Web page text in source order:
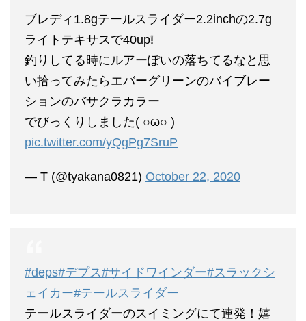
ブレディ1.8gテールスライダー2.2inchの2.7g
ライトテキサスで40up❕
釣りしてる時にルアーぽいの落ちてるなと思
い拾ってみたらエバーグリーンのバイブレー
ションのバサクラカラー
でびっくりしました( ○ω○ )
pic.twitter.com/yQgPg7SruP
— T (@tyakana0821) October 22, 2020
#deps#デプス#サイドワインダー#スラックシ
ェイカー#テールスライダー
テールスライダーのスイミングにて連発！嬉